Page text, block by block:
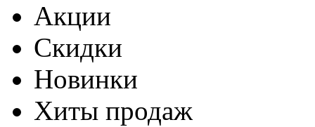
Акции
Скидки
Новинки
Хиты продаж